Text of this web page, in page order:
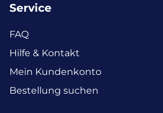
Service
FAQ
Hilfe & Kontakt
Mein Kundenkonto
Bestellung suchen